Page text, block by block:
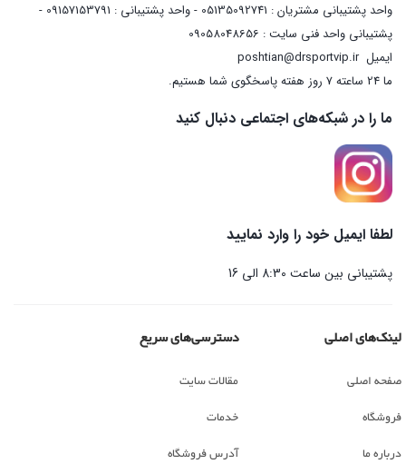
واحد پشتیبانی مشتریان : 05135092741 - واحد پشتیبانی : 09157153791 -
پشتیبانی واحد فنی سایت : 09058048656
ایمیلposhtian@drsportvip.ir
ما 24 ساعته 7 روز هفته پاسخگوی شما هستیم.
ما را در شبکه‌های اجتماعی دنبال کنید
لطفا ایمیل خود را وارد نمایید
پشتیبانی بین ساعت 8:30 الی 16
لینک‌های اصلی
صفحه اصلی
فروشگاه
درباره ما
دسترسی‌های سریع
مقالات سایت
خدمات
آدرس فروشگاه